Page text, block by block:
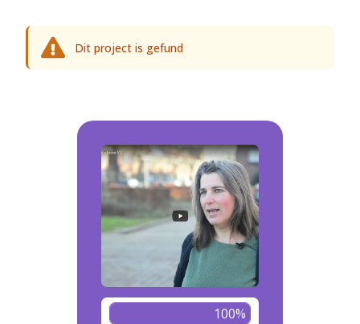
Dit project is gefund
100%